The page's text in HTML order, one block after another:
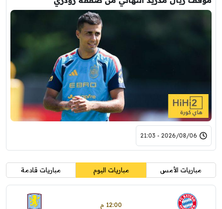
2026/08/06 - 21:03
مباريات الأمس مباريات اليوم مباريات قادمة
12:00 م